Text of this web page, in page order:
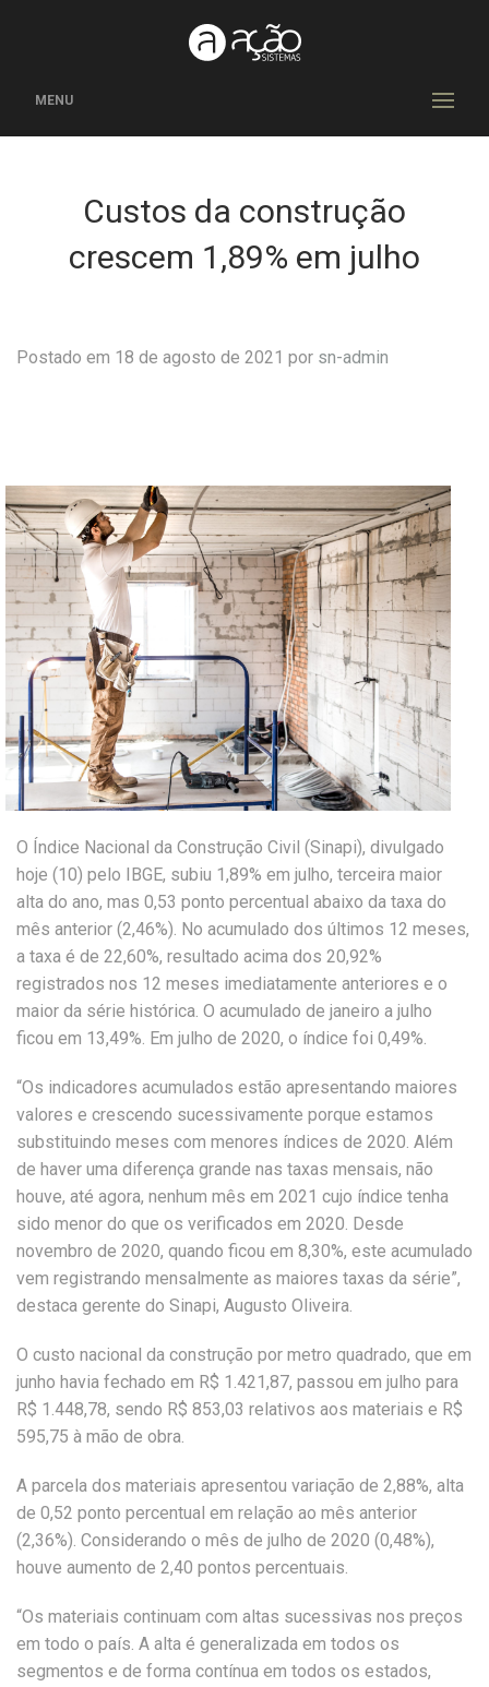
MENU
Custos da construção
crescem 1,89% em julho
Postado em 18 de agosto de 2021 por sn-admin
O Índice Nacional da Construção Civil (Sinapi), divulgado
hoje (10) pelo IBGE, subiu 1,89% em julho, terceira maior
alta do ano, mas 0,53 ponto percentual abaixo da taxa do
mês anterior (2,46%). No acumulado dos últimos 12 meses,
a taxa é de 22,60%, resultado acima dos 20,92%
registrados nos 12 meses imediatamente anteriores e o
maior da série histórica. O acumulado de janeiro a julho
ficou em 13,49%. Em julho de 2020, o índice foi 0,49%.
“Os indicadores acumulados estão apresentando maiores
valores e crescendo sucessivamente porque estamos
substituindo meses com menores índices de 2020. Além
de haver uma diferença grande nas taxas mensais, não
houve, até agora, nenhum mês em 2021 cujo índice tenha
sido menor do que os verificados em 2020. Desde
novembro de 2020, quando ficou em 8,30%, este acumulado
vem registrando mensalmente as maiores taxas da série”,
destaca gerente do Sinapi, Augusto Oliveira.
O custo nacional da construção por metro quadrado, que em
junho havia fechado em R$ 1.421,87, passou em julho para
R$ 1.448,78, sendo R$ 853,03 relativos aos materiais e R$
595,75 à mão de obra.
A parcela dos materiais apresentou variação de 2,88%, alta
de 0,52 ponto percentual em relação ao mês anterior
(2,36%). Considerando o mês de julho de 2020 (0,48%),
houve aumento de 2,40 pontos percentuais.
“Os materiais continuam com altas sucessivas nos preços
em todo o país. A alta é generalizada em todos os
segmentos e de forma contínua em todos os estados,